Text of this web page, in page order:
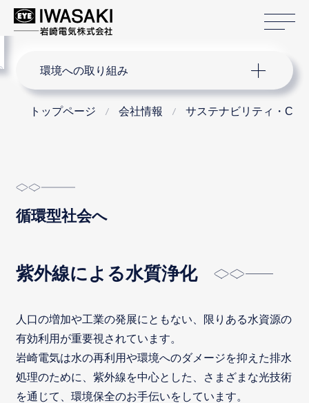
環境への取り組み
トップページ 会社情報 サステナビリティ・
循環型社会へ
紫外線による水質浄化
人口の増加や工業の発展にともない、限りある水資源の
有効利用が重要視されています。
岩崎電気は水の再利用や環境へのダメージを抑えた排水
処理のために、紫外線を中心とした、さまざまな光技術
を通じて、環境保全のお手伝いをしています。
menu